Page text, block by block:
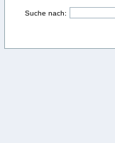
Suche nach: